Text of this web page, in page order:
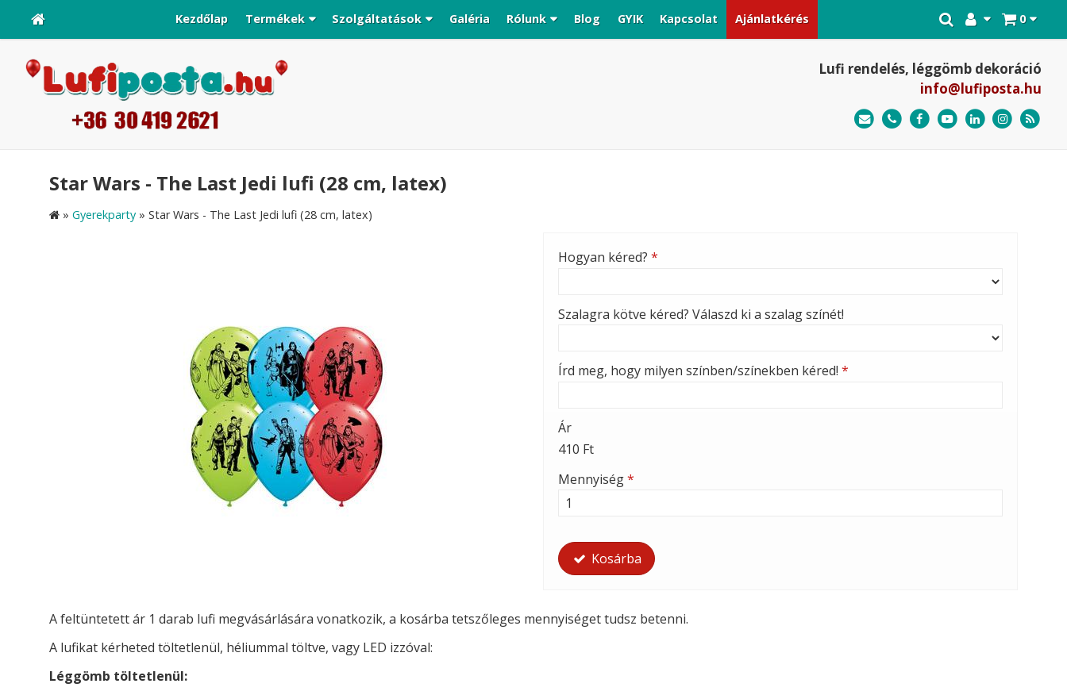
0
Kezdőlap Termékek Szolgáltatások Galéria Rólunk Blog GYIK Kapcsolat Ajánlatkérés
Lufi rendelés, léggömb dekoráció
info@lufiposta.hu
Star Wars - The Last Jedi lufi (28 cm, latex)
» Gyerekparty » Star Wars - The Last Jedi lufi (28 cm, latex)
Hogyan kéred? *
Szalagra kötve kéred? Válaszd ki a szalag színét!
Írd meg, hogy milyen színben/színekben kéred! *
Ár
410 Ft
Mennyiség*
Kosárba
A feltüntetett ár 1 darab lufi megvásárlására vonatkozik, a kosárba tetszőleges mennyiséget tudsz betenni.
A lufikat kérheted töltetlenül, héliummal töltve, vagy LED izzóval:
Léggömb töltetlenül: